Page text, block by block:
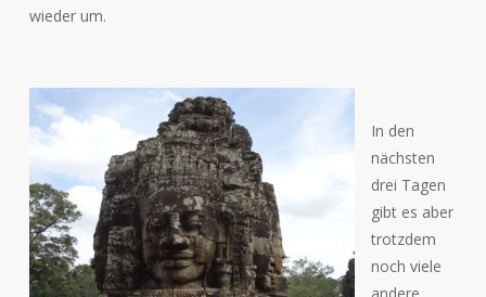
wieder um.
In den
nächsten
drei Tagen
gibt es aber
trotzdem
noch viele